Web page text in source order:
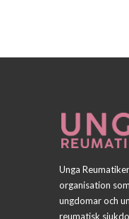
Unga
organisation
ungdomar och
reumatisk